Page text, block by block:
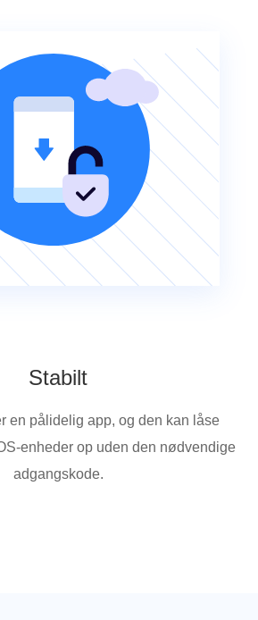
Stabilt
en pålidelig app, og den kan låse
enheder op uden den nødvendige
adgangskode.